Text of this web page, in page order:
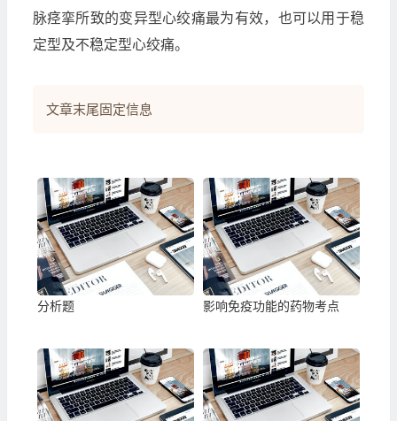
脉痉挛所致的变异型心绞痛最为有效，也可以用于稳
定型及不稳定型心绞痛。
文章末尾固定信息
分析题 影响免疫功能的药物考点